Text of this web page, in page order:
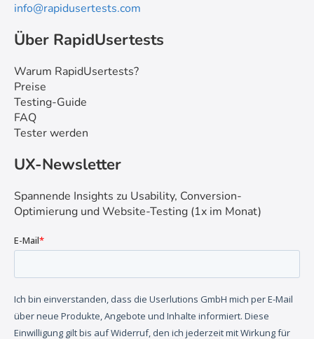
info@rapidusertests.com
Über RapidUsertests
Warum RapidUsertests?
Preise
Testing-Guide
FAQ
Tester werden
UX-Newsletter
Spannende Insights zu Usability, Conversion-
Optimierung und Website-Testing (1x im Monat)